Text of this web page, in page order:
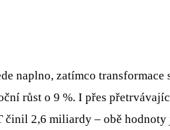
zatímco
růst o 9 %. I přes
2,6 miliardy – obě